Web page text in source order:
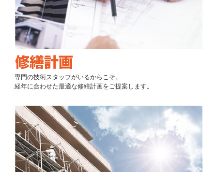
専門の技術スタッフがいるからこそ。
経年に合わせた最適な修繕計画をご提案します。